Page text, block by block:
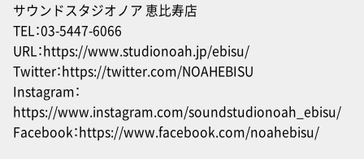
サウンドスタジオノア 恵比寿店
TEL：03-5447-6066
URL：https://www.studionoah.jp/ebisu/
Twitter：https://twitter.com/NOAHEBISU
Instagram：
https://www.instagram.com/soundstudionoah_ebisu/
Facebook：https://www.facebook.com/noahebisu/